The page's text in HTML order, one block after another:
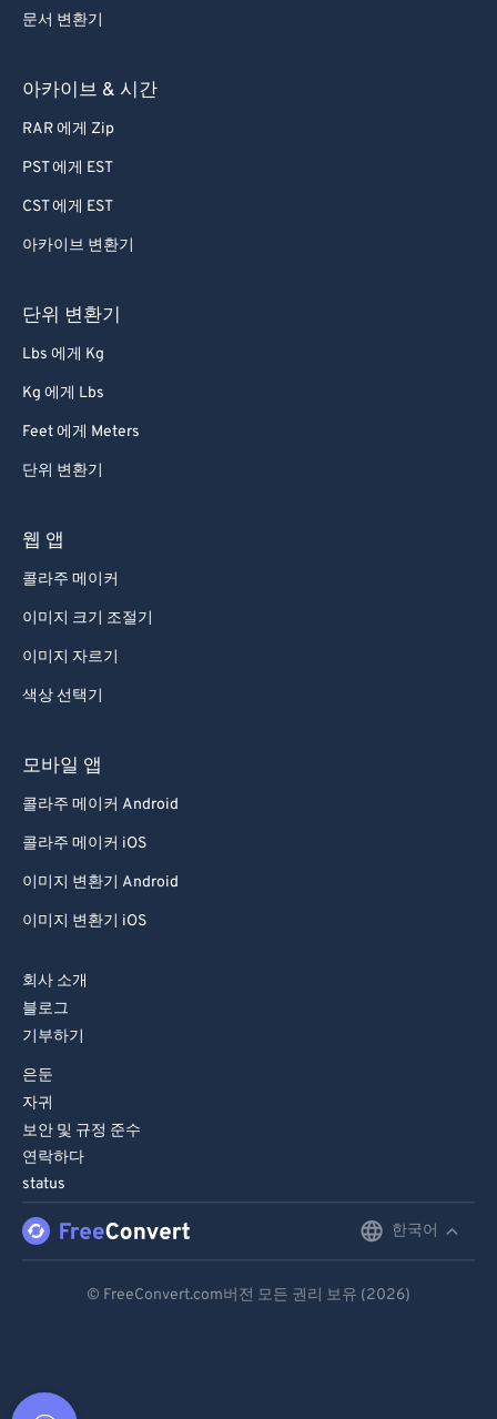
문서 변환기
아카이브 & 시간
RAR 에게 Zip
PST 에게 EST
CST 에게 EST
아카이브 변환기
단위 변환기
Lbs 에게 Kg
Kg 에게 Lbs
Feet 에게 Meters
단위 변환기
웹 앱
콜라주 메이커
이미지 크기 조절기
이미지 자르기
색상 선택기
모바일 앱
콜라주 메이커 Android
콜라주 메이커 iOS
이미지 변환기 Android
이미지 변환기 iOS
회사 소개
블로그
기부하기
은둔
자귀
보안 및 규정 준수
연락하다
status
한국어
© FreeConvert.com버전 모든 권리 보유 (2026)